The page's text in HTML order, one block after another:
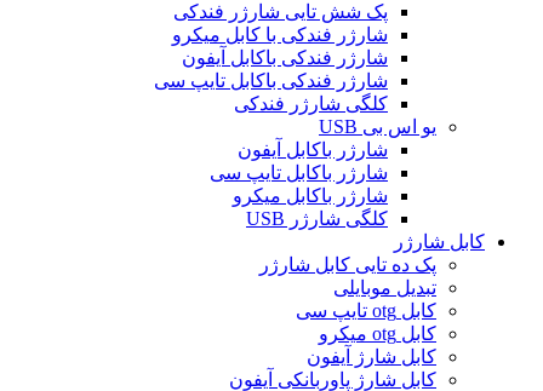
پک شش تایی شارژر فندکی
شارژر فندکی با کابل میکرو
شارژر فندکی باکابل آیفون
شارژر فندکی باکابل تایپ سی
کلگی شارژر فندکی
یو اس بی USB
شارژر باکابل آیفون
شارژر باکابل تایپ سی
شارژر باکابل میکرو
کلگی شارژر USB
کابل شارژر
پک ده تایی کابل شارژر
تبدیل موبایلی
کابل otg تایپ سی
کابل otg میکرو
کابل شارژ آیفون
کابل شارژ پاوربانکی آیفون